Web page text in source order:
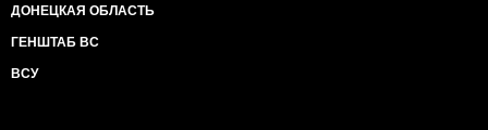
ДОНЕЦКАЯ ОБЛАСТЬ
ГЕНШТАБ ВС
ВСУ